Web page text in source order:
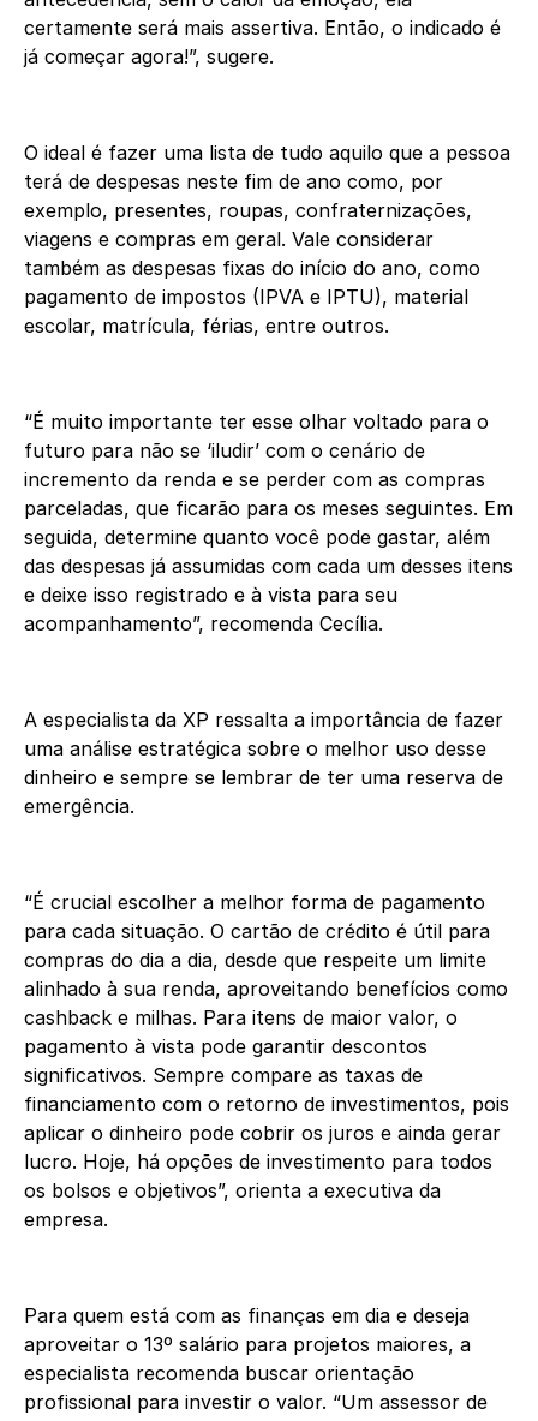
certamente será mais assertiva. Então, o indicado é
já começar agora!”, sugere.
O ideal é fazer uma lista de tudo aquilo que a pessoa
terá de despesas neste fim de ano como, por
exemplo, presentes, roupas, confraternizações,
viagens e compras em geral. Vale considerar
também as despesas fixas do início do ano, como
pagamento de impostos (IPVA e IPTU), material
escolar, matrícula, férias, entre outros.
“É muito importante ter esse olhar voltado para o
futuro para não se ‘iludir’ com o cenário de
incremento da renda e se perder com as compras
parceladas, que ficarão para os meses seguintes. Em
seguida, determine quanto você pode gastar, além
das despesas já assumidas com cada um desses itens
e deixe isso registrado e à vista para seu
acompanhamento”, recomenda Cecília.
A especialista da XP ressalta a importância de fazer
uma análise estratégica sobre o melhor uso desse
dinheiro e sempre se lembrar de ter uma reserva de
emergência.
“É crucial escolher a melhor forma de pagamento
para cada situação. O cartão de crédito é útil para
compras do dia a dia, desde que respeite um limite
alinhado à sua renda, aproveitando benefícios como
cashback e milhas. Para itens de maior valor, o
pagamento à vista pode garantir descontos
significativos. Sempre compare as taxas de
financiamento com o retorno de investimentos, pois
aplicar o dinheiro pode cobrir os juros e ainda gerar
lucro. Hoje, há opções de investimento para todos
os bolsos e objetivos”, orienta a executiva da
empresa.
Para quem está com as finanças em dia e deseja
aproveitar o 13º salário para projetos maiores, a
especialista recomenda buscar orientação
profissional para investir o valor. “Um assessor de